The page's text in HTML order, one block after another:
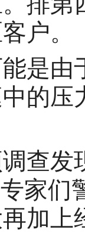
户。
由
的压
发
家
加上